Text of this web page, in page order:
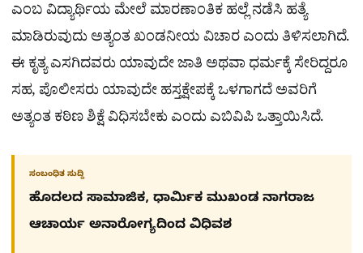
ಎಂಬ ವಿದ್ಯಾರ್ಥಿಯ ಮೇಲೆ ಮಾರಣಾಂತಿಕ ಹಲ್ಲೆ ನಡೆಸಿ ಹತ್ಯೆ
ಮಾಡಿರುವುದು ಅತ್ಯಂತ ಖಂಡನೀಯ ವಿಚಾರ ಎಂದು ತಿಳಿಸಲಾಗಿದೆ.
ಈ ಕೃತ್ಯ ಎಸಗಿದವರು ಯಾವುದೇ ಜಾತಿ ಅಥವಾ ಧರ್ಮಕ್ಕೆ ಸೇರಿದ್ದರೂ
ಸಹ, ಪೊಲೀಸರು ಯಾವುದೇ ಹಸ್ತಕ್ಷೇಪಕ್ಕೆ ಒಳಗಾಗದೆ ಅವರಿಗೆ
ಅತ್ಯಂತ ಕಠಿಣ ಶಿಕ್ಷೆ ವಿಧಿಸಬೇಕು ಎಂದು ಎಬಿವಿಪಿ ಒತ್ತಾಯಿಸಿದೆ.
ಸಂಬಂಧಿತ ಸುದ್ದಿ
ಹೊದಲದ ಸಾಮಾಜಿಕ, ಧಾರ್ಮಿಕ ಮುಖಂಡ ನಾಗರಾಜ
ಆಚಾರ್ಯ ಅನಾರೋಗ್ಯದಿಂದ ವಿಧಿವಶ